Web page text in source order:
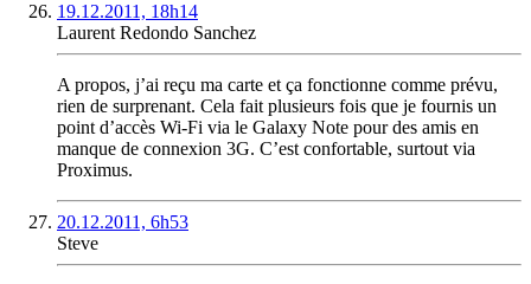
19.12.2011, 18h14
Laurent Redondo Sanchez
A propos, j’ai reçu ma carte et ça fonctionne comme prévu,
rien de surprenant. Cela fait plusieurs fois que je fournis un
point d’accès Wi-Fi via le Galaxy Note pour des amis en
manque de connexion 3G. C’est confortable, surtout via
Proximus.
20.12.2011, 6h53
Steve